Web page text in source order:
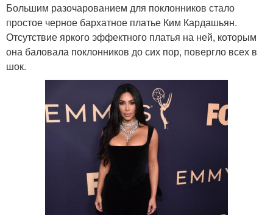
Большим разочарованием для поклонников стало
простое черное бархатное платье Ким Кардашьян.
Отсутствие яркого эффектного платья на ней, которым
она баловала поклонников до сих пор, повергло всех в
шок.